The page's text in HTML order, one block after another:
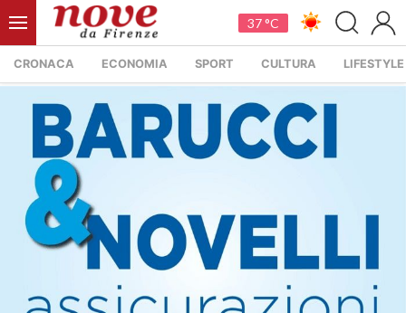
37 °C
CRONACA ECONOMIA SPORT CULTURA LIFESTYLE